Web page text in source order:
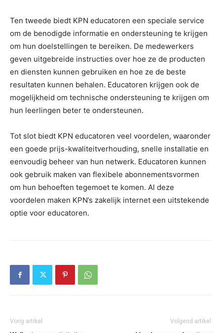
Ten tweede biedt KPN educatoren een speciale service
om de benodigde informatie en ondersteuning te krijgen
om hun doelstellingen te bereiken. De medewerkers
geven uitgebreide instructies over hoe ze de producten
en diensten kunnen gebruiken en hoe ze de beste
resultaten kunnen behalen. Educatoren krijgen ook de
mogelijkheid om technische ondersteuning te krijgen om
hun leerlingen beter te ondersteunen.
Tot slot biedt KPN educatoren veel voordelen, waaronder
een goede prijs-kwaliteitverhouding, snelle installatie en
eenvoudig beheer van hun netwerk. Educatoren kunnen
ook gebruik maken van flexibele abonnementsvormen
om hun behoeften tegemoet te komen. Al deze
voordelen maken KPN’s zakelijk internet een uitstekende
optie voor educatoren.
Vorig artikel Volgend artikel